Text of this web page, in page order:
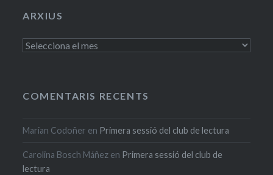
ARXIUS
Arxius
COMENTARIS RECENTS
Marian Codoñer en Primera sessió del club de lectura
Carolina Bosch Máñez en Primera sessió del club de
lectura